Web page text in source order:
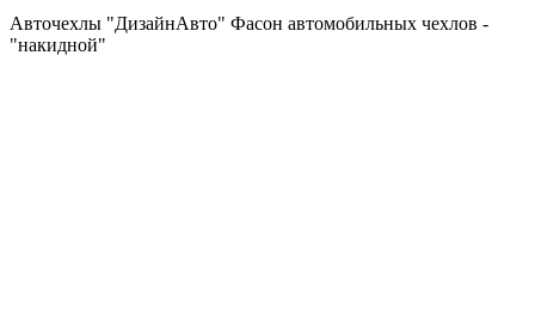
Авточехлы "ДизайнАвто" Фасон автомобильных чехлов -
"накидной"